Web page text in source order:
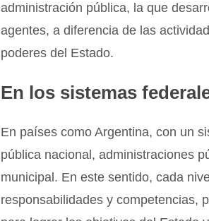
administración pública, la que
agentes, a diferencia de las
poderes del Estado.
En los sistemas
En países como Argentina, con un
pública nacional, administraciones
municipal. En este sentido, cada
responsabilidades y competencias,